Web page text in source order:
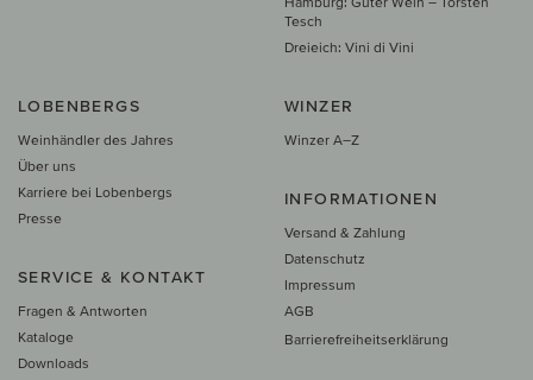
Tesch
Dreieich: Vini di Vini
LOBENBERGS
Weinhändler des Jahres
Über uns
Karriere bei Lobenbergs
Presse
SERVICE & KONTAKT
Fragen & Antworten
Kataloge
Downloads
WINZER
Winzer A–Z
INFORMATIONEN
Versand & Zahlung
Datenschutz
Impressum
AGB
Barrierefreiheitserklärung